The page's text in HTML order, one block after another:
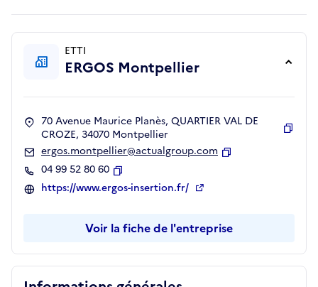
ETTI
ERGOS Montpellier
70 Avenue Maurice Planès, QUARTIER VAL DE
CROZE, 34070 Montpellier
ergos.montpellier@actualgroup.com
04 99 52 80 60
Copier
https://www.ergos-insertion.fr/
Voir la fiche de l'entreprise